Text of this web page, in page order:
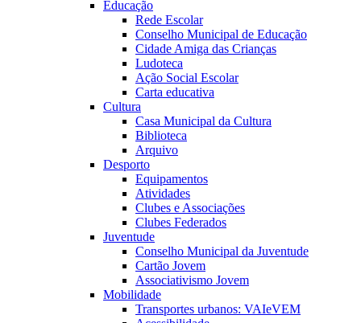
Educação
Rede Escolar
Conselho Municipal de Educação
Cidade Amiga das Crianças
Ludoteca
Ação Social Escolar
Carta educativa
Cultura
Casa Municipal da Cultura
Biblioteca
Arquivo
Desporto
Equipamentos
Atividades
Clubes e Associações
Clubes Federados
Juventude
Conselho Municipal da Juventude
Cartão Jovem
Associativismo Jovem
Mobilidade
Transportes urbanos: VAIeVEM